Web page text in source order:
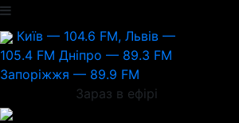
Київ — 104.6 FM, Львів —
105.4 FM Дніпро — 89.3 FM
Запоріжжя — 89.9 FM
Зараз в ефірі